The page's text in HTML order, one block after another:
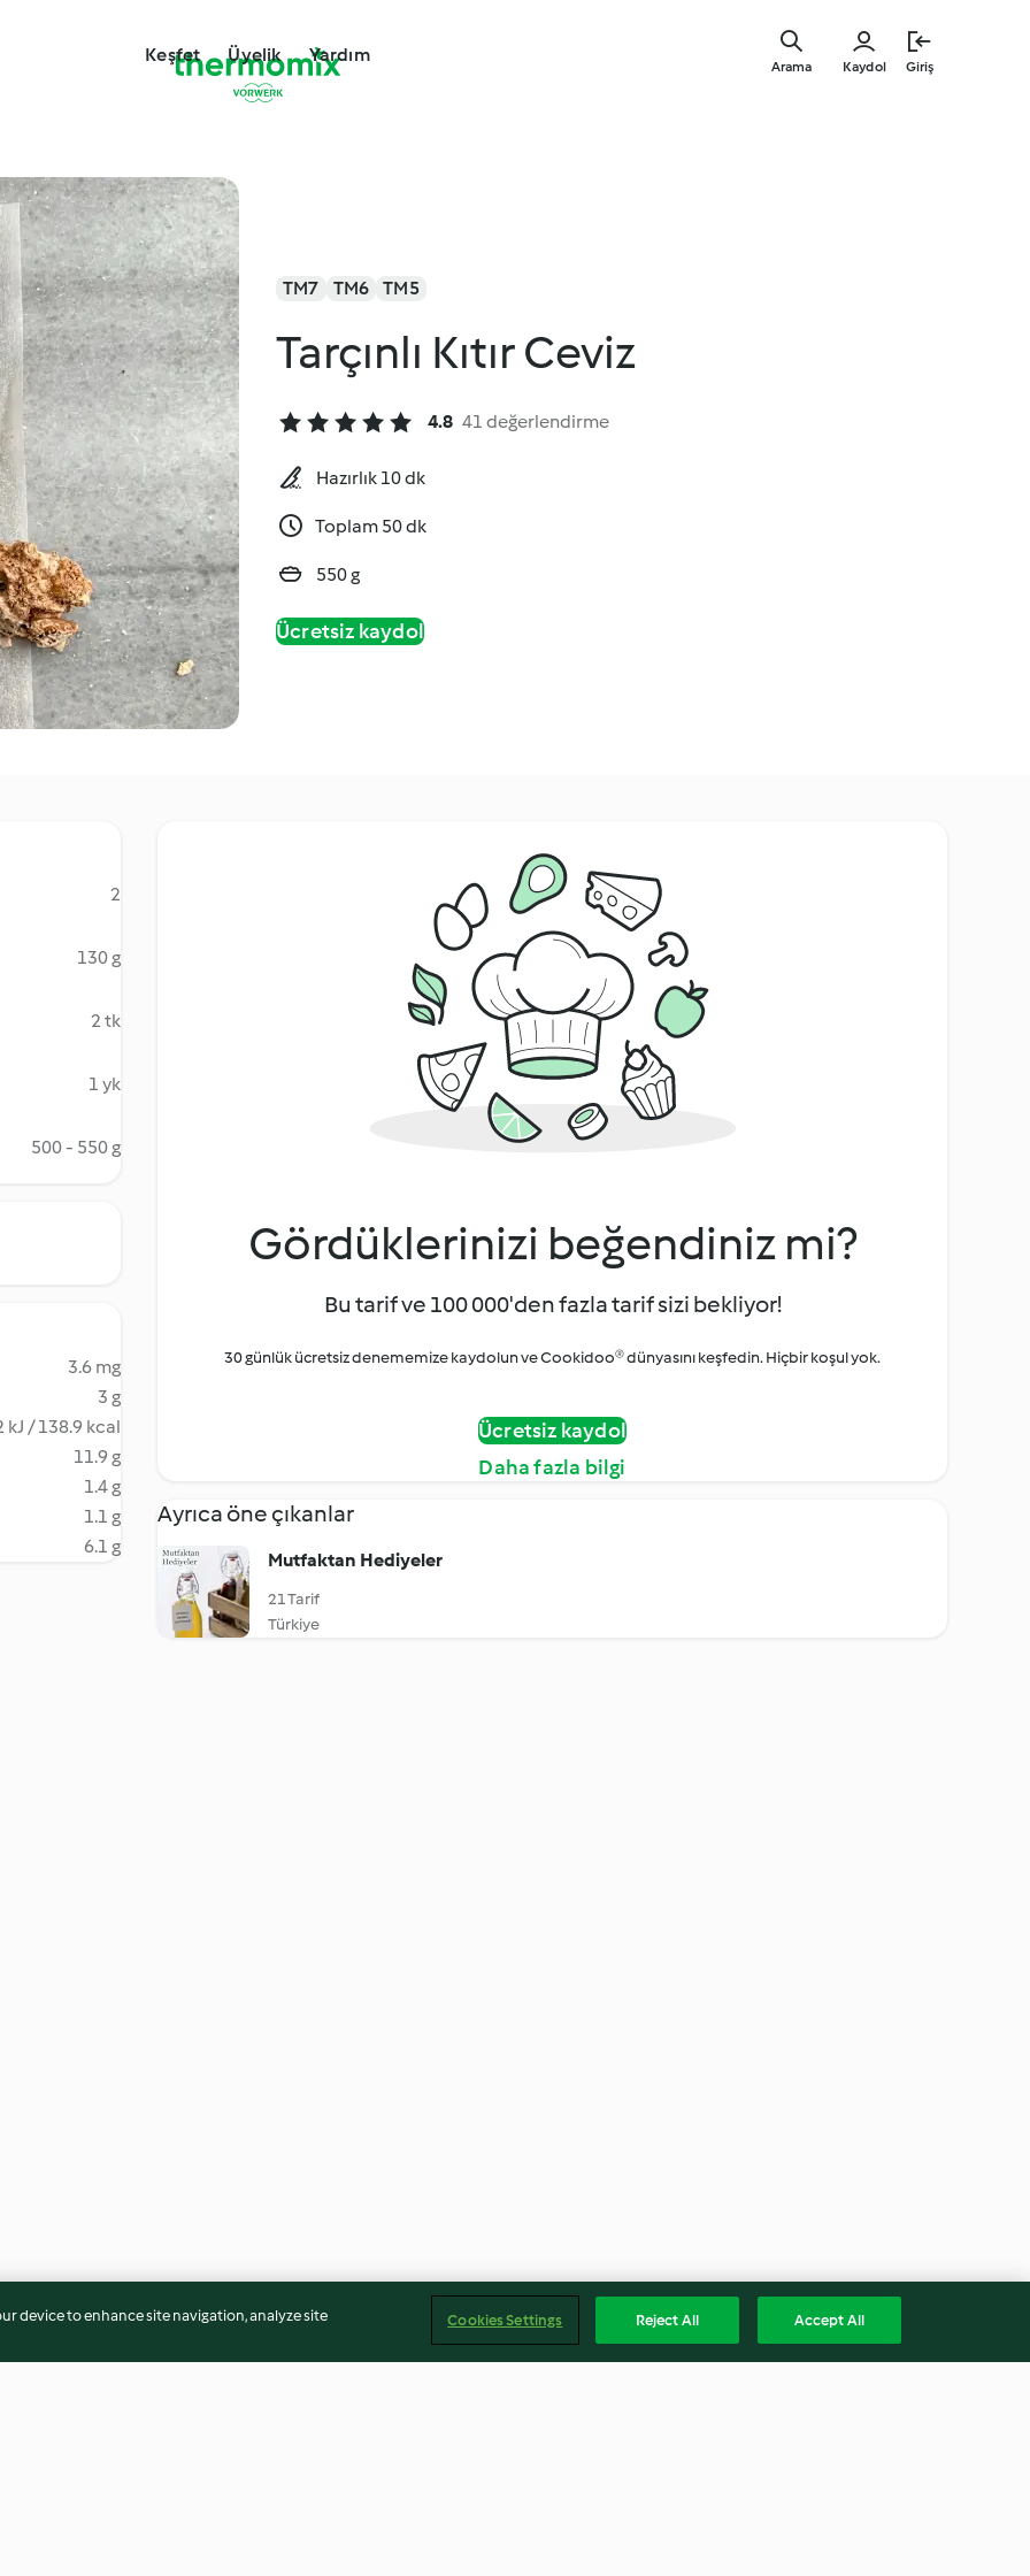
Keşfet Üyelik Yardım
Kaydol Giriş
Arama
TM7 TM6 TM5
Tarçınlı Kıtır Ceviz
4.8 41 değerlendirme
Hazırlık 10 dk
Toplam 50 dk
550 g
Ücretsiz kaydol
2
130 g
2 tk
1 yk
500 - 550 g
3.6 mg
3 g
kJ / 138.9 kcal
11.9 g
1.4 g
1.1 g
6.1 g
Gördüklerinizi beğendiniz mi?
Bu tarif ve 100 000'den fazla tarif sizi bekliyor!
30 günlük ücretsiz denememize kaydolun ve Cookidoo® dünyasını keşfedin. Hiçbir koşul yok.
Ücretsiz kaydol
Daha fazla bilgi
Ayrıca öne çıkanlar
Mutfaktan Hediyeler
21 Tarif
Türkiye
device to enhance site navigation, analyze site
Cookies Settings Reject All Accept All